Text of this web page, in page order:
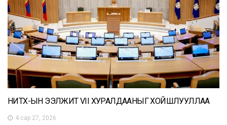
НИТХ-ЫН ЭЭЛЖИТ VII ХУРАЛДААНЫГ ХОЙШЛУУЛЛАА
4 сар 27, 2026